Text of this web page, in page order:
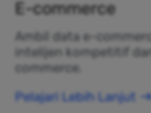
E-commerce
Ambil data e-
intelijen kompetitif
commerce.
Pelajari Lebih Lanjut